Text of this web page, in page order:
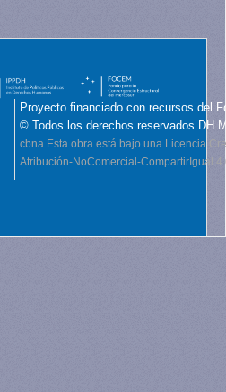
Proyecto financiado con recursos del
© Todos los derechos reservados DH
cbna Esta obra está bajo una Licencia
Atribución-NoComercial-CompartirIgual